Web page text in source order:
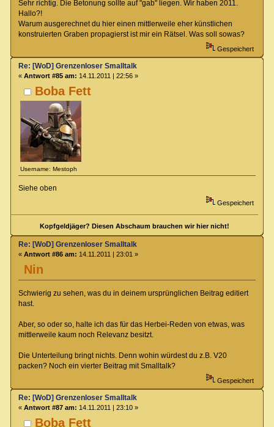
Sehr richtig. Die Betonung sollte auf "gab" liegen. Wir haben 2011.
Hallo?!
Warum ausgerechnet du hier einen mittlerweile eher künstlichen
konstruierten Graben propagierst ist mir ein Rätsel. Was soll sowas?
Gespeichert
Boba Fett
Username: Mestoph
Re: [WoD] Grenzenloser Smalltalk
« Antwort #85 am: 14.11.2011 | 22:56 »
Siehe oben
Gespeichert
Kopfgeldjäger? Diesen Abschaum brauchen wir hier nicht!
Nin
Re: [WoD] Grenzenloser Smalltalk
« Antwort #86 am: 14.11.2011 | 23:01 »
Schwierig zu sehen, was du in deinem ursprünglichen Beitrag editiert
hast.
Aber, so oder so, halte ich das für das Herbei-Reden von etwas, was
mittlerweile kaum noch Relevanz besitzt.
Die Unterteilung bringt nichts. Denn wohin würdest du z.B. V20
packen? Noch ein vierter Beitrag mit Smalltalk?
Gespeichert
Boba Fett
Re: [WoD] Grenzenloser Smalltalk
« Antwort #87 am: 14.11.2011 | 23:10 »